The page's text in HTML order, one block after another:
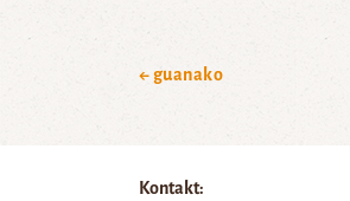
← guanako
Kontakt: